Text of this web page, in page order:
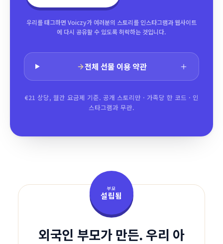
우리를 태그하면 Voiczy가 여러분의 스토리를 인스타그램과 웹사이트
에 다시 공유할 수 있도록 허락하는 것입니다.
전체 선물 이용 약관
€21 상당, 월간 요금제 기준. 공개 스토리만 · 가족당 한 코드 · 인
스타그램과 무관.
부모
설립됨
외국인 부모가 만든. 우리 아